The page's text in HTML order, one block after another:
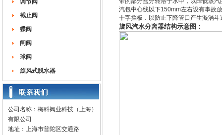
调节阀
截止阀
蝶阀
闸阀
球阀
旋风式脱水器
公司名称：梅科阀业科技（上海）
有限公司
地址：上海市普陀区交通路
汽包中心线以下150mm左右设有事故
十字挡板．以防止下降管口产生漩涡斗
旋风汽水分离器结构示意图：